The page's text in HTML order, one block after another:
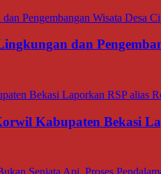
dan
Kabupaten Bekasi